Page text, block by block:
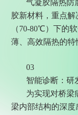
气凝胶隔热防
胶新材料，重点
（70-80℃）下的
薄、高效隔热的特
03
智能诊断：研
为实现对桥梁
梁内部结构的深度